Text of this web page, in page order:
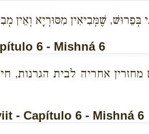
שֶׁמְּבִיאִין מִסּוּרְיָא וְאֵין
6 - Mishná 6
אחריה לבית הגרנות,
- Capítulo 6 - Mishná 6